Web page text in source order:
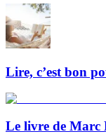
Lire, c’est bon
Le livre de Marc